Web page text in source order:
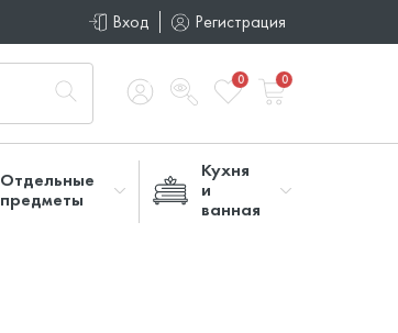
Вход Регистрация
0 0
Отдельные
предметы
Кухня
и
ванная